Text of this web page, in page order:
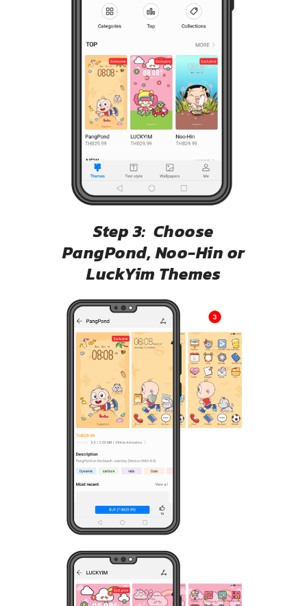
Step 3: Choose
PangPond, Noo-Hin or
LuckYim Themes